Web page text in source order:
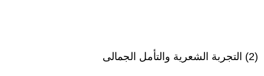
(2) التجربة الشعرية والتأمل الجمالى